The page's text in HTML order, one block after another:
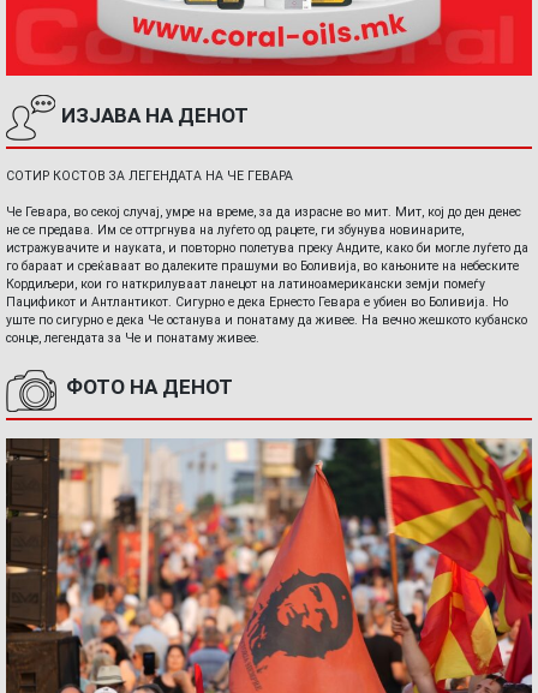
ИЗЈАВА НА ДЕНОТ
СОТИР КОСТОВ ЗА ЛЕГЕНДАТА НА ЧЕ ГЕВАРА
Че Гевара, во секој случај, умре на време, за да израсне во мит. Мит, кој до ден денес
не се предава. Им се оттргнува на луѓето од рацете, ги збунува новинарите,
истражувачите и науката, и повторно полетува преку Андите, како би могле луѓето да
го бараат и среќаваат во далеките прашуми во Боливија, во кањоните на небеските
Кордиљери, кои го наткрилуваат ланецот на латиноамерикански земји помеѓу
Пацификот и Антлантикот. Сигурно е дека Ернесто Гевара е убиен во Боливија. Но
уште по сигурно е дека Че останува и понатаму да живее. На вечно жешкото кубанско
сонце, легендата за Че и понатаму живее.
ФОТО НА ДЕНОТ